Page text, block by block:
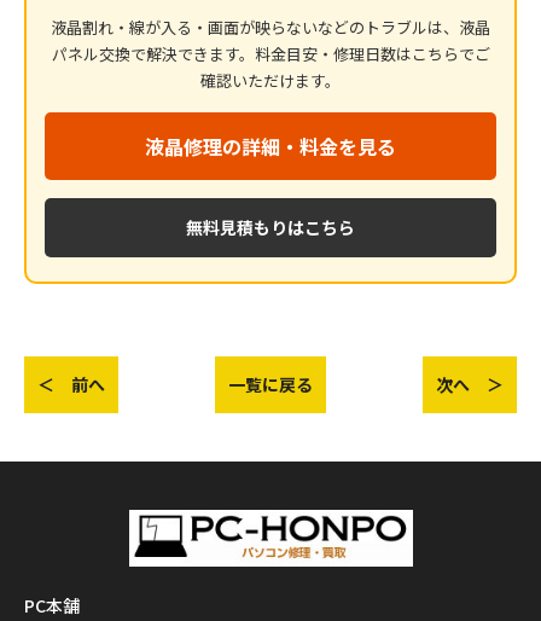
液晶割れ・線が入る・画面が映らないなどのトラブルは、液晶
パネル交換で解決できます。料金目安・修理日数はこちらでご
確認いただけます。
液晶修理の詳細・料金を見る
無料見積もりはこちら
＜ 前へ 一覧に戻る 次へ ＞
PC本舗